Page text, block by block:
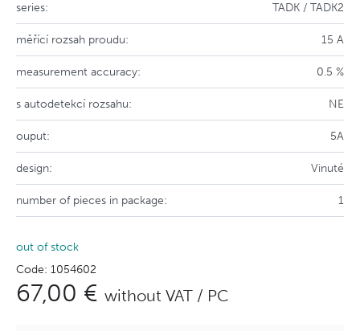
series: TADK / TADK2
měřící rozsah proudu: 15 A
measurement accuracy: 0.5 %
s autodetekcí rozsahu: NE
ouput: 5A
design: Vinuté
number of pieces in package: 1
out of stock
Code: 1054602
67,00 € without VAT / PC